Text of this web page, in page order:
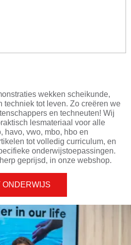
wekken scheikunde,
techniek tot leven. Zo creëren we
en techneuten! Wij
lesmateriaal voor alle
havo, vwo, mbo, hbo en
tot volledig curriculum, en
onderwijstoepassingen.
geprijsd, in onze webshop.
ONDERWIJS